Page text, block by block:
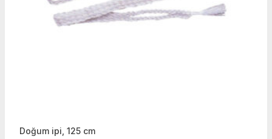
Doğum ipi, 125 cm